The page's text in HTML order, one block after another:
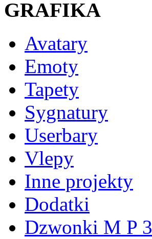
GRAFIKA
Avatary
Emoty
Tapety
Sygnatury
Userbary
Vlepy
Inne projekty
Dodatki
Dzwonki M P 3